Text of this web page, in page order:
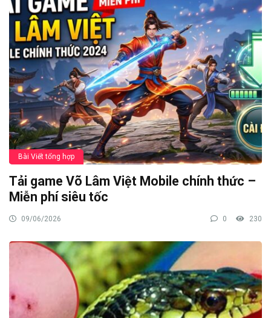
Bài Viết tổng hợp
Tải game Võ Lâm Việt Mobile chính thức –
Miễn phí siêu tốc
09/06/2026 0 230